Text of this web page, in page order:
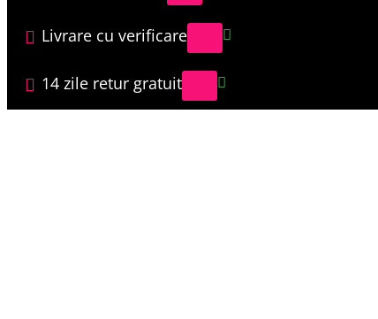
Livrare cu verificare
14 zile retur gratuit